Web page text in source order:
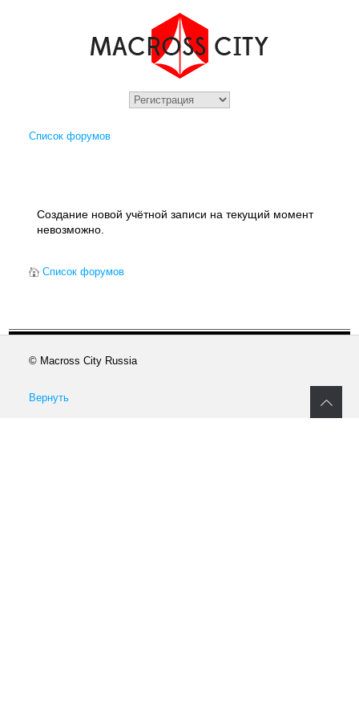
Список форумов
Создание новой учётной записи на текущий момент
невозможно.
Список форумов
© Macross City Russia
Вернуть